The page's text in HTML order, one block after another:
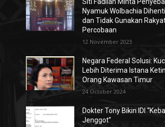
Nyamuk Wolbachia
dan Tidak Gunakan
Percobaan
12 November 2023
Negara Federal Solusi:
Lebih Diterima Istana
Orang Kawasan Timur
24 October 2024
Dokter Tony Bikin IDI
Jenggot”